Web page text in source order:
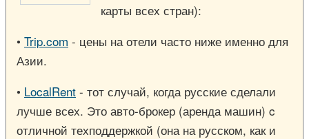
карты всех стран):
• Trip.com - цены на отели часто ниже именно для
Азии.
• LocalRent - тот случай, когда русские сделали
лучше всех. Это авто-брокер (аренда машин) c
отличной техподдержкой (она на русском, как и